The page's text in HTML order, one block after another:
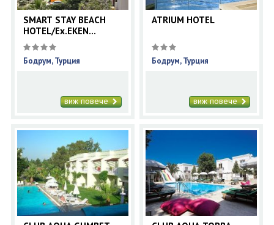
SMART STAY BEACH
HOTEL/Ex.EKEN
RESORT/
Бодрум, Турция
виж повече
ATRIUM HOTEL
Бодрум, Турция
виж повече